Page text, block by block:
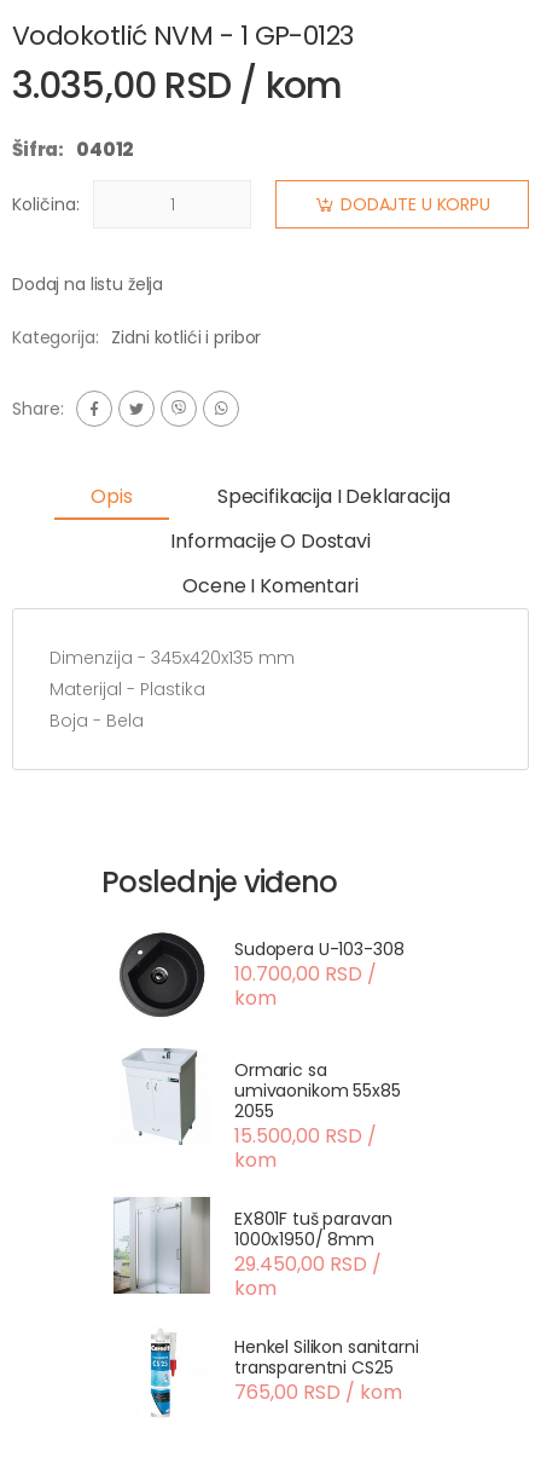
Vodokotlić NVM - 1 GP-0123
3.035,00 RSD / kom
Šifra: 04012
Količina: DODAJTE U KORPU
Dodaj na listu želja
Kategorija: Zidni kotlići i pribor
Share:
Opis
Specifikacija I Deklaracija
Informacije O Dostavi
Ocene I Komentari
Dimenzija - 345x420x135 mm
Materijal - Plastika
Boja - Bela
Poslednje viđeno
Sudopera U-103-308
10.700,00 RSD /
kom
Ormaric sa
umivaonikom 55x85
2055
15.500,00 RSD /
kom
EX801F tuš paravan
1000x1950/ 8mm
29.450,00 RSD /
kom
Henkel Silikon sanitarni
transparentni CS25
765,00 RSD / kom